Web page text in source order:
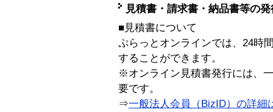
見積書・請求書・納品書等の
■見積書について
ぷらっとオンラインでは、24時
することができます。
※オンライン見積書発行には、
要です。
⇒一般法人会員（BizID）の詳細